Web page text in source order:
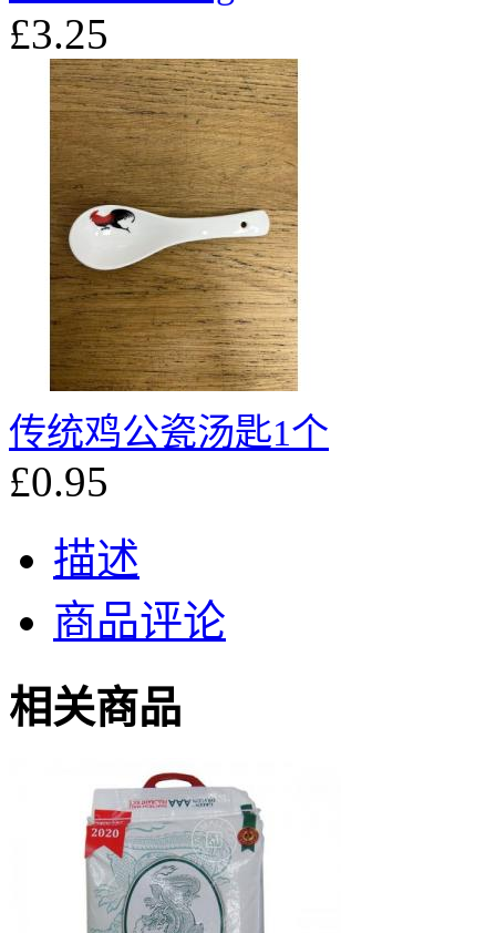
£3.25
传统鸡公瓷汤匙1个
£0.95
描述
商品评论
相关商品